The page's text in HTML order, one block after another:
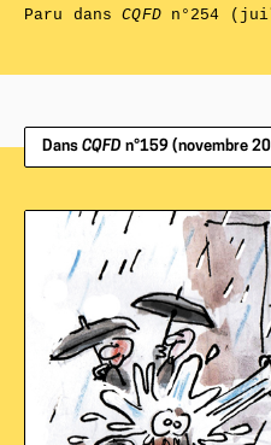
Paru dansCQFDn°254
Dans CQFD n°159 (novembre